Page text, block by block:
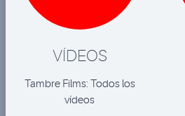
VÍDEOS
Tambre Films: Todos los
vídeos